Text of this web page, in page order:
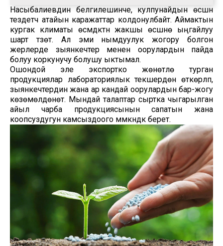
Насыбалиевдин белгилешинче, кулпунайдын өсүшүн
тездетүүчү атайын каражаттар колдонулбайт. Аймактын
кургак климаты өсүмдүктүн жакшы өсүшүнө ыңгайлуу
шарт түзөт. Ал эми нымдуулук жогору болгон
жерлерде зыянкечтер менен оорулардын пайда
болуу коркунучу болушу ыктымал.
Ошондой эле экспортко жөнөтүлө турган
продукциялар лабораториялык текшерүүдөн өткөрүлүп,
зыянкечтердин жана ар кандай оорулардын бар-жогу
көзөмөлдөнөт. Мындай талаптар сыртка чыгарылган
айыл чарба продукциясынын сапатын жана
коопсуздугун камсыздоого мүмкүндүк берет.